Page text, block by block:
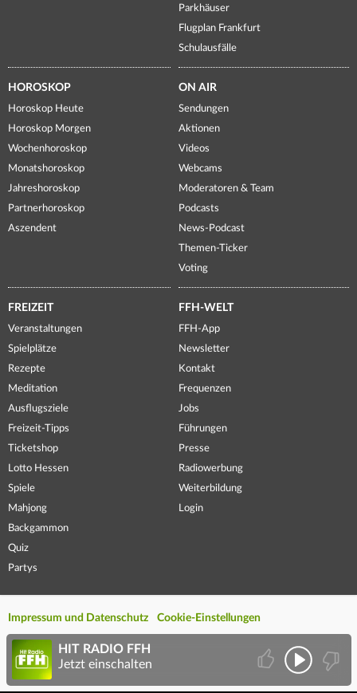
Parkhäuser
Flugplan Frankfurt
Schulausfälle
HOROSKOP
Horoskop Heute
Horoskop Morgen
Wochenhoroskop
Monatshoroskop
Jahreshoroskop
Partnerhoroskop
Aszendent
ON AIR
Sendungen
Aktionen
Videos
Webcams
Moderatoren & Team
Podcasts
News-Podcast
Themen-Ticker
Voting
FREIZEIT
Veranstaltungen
Spielplätze
Rezepte
Meditation
Ausflugsziele
Freizeit-Tipps
Ticketshop
Lotto Hessen
Spiele
Mahjong
Backgammon
Quiz
Partys
FFH-WELT
FFH-App
Newsletter
Kontakt
Frequenzen
Jobs
Führungen
Presse
Radiowerbung
Weiterbildung
Login
Impressum und Datenschutz Cookie-Einstellungen
HIT RADIO FFH
Jetzt einschalten